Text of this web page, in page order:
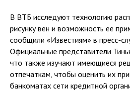
В ВТБ исследуют технологию
рисунку вен и возможность ее
сообщили «Известиям» в пресс-
Официальные представители
что также изучают имеющиеся
отпечаткам, чтобы оценить их
банкоматах сети кредитной